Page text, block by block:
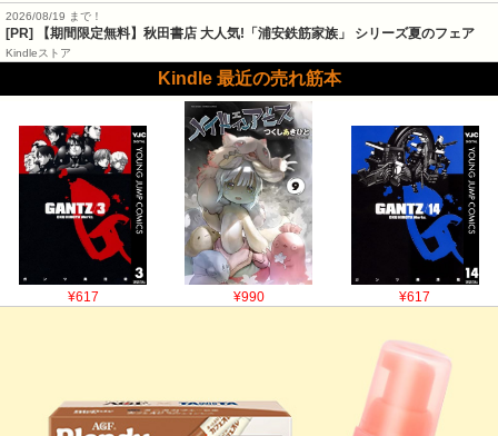
2026/08/19 まで！
[PR] 【期間限定無料】秋田書店 大人気!「浦安鉄筋家族」 シリーズ夏のフェア
Kindleストア
Kindle 最近の売れ筋本
¥617 ¥990 ¥617